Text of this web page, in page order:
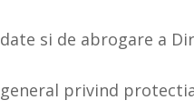
date si de abrogare a
general privind